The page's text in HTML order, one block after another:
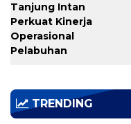
Tanjung Intan
Perkuat Kinerja
Operasional
Pelabuhan
TRENDING